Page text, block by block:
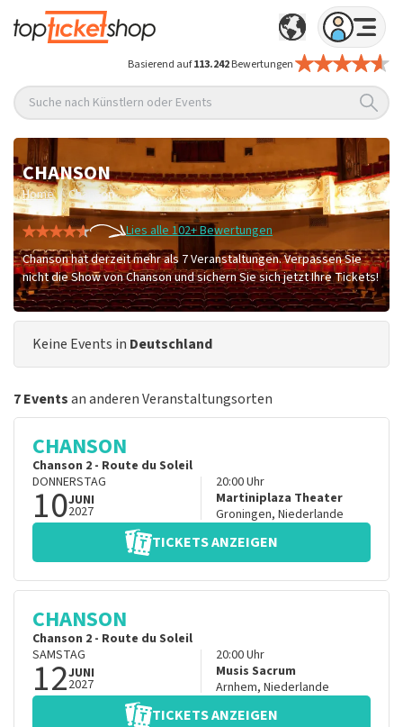
Basierend auf113.242Bewertungen
Suche nach Künstlern oder Events
CHANSON
Home / Chanson
Lies alle 102+ Bewertungen
Chanson hat derzeit mehr als 7 Veranstaltungen. Verpassen Sie
nicht die Show von Chanson und sichern Sie sich jetzt Ihre Tickets!
Keine Events in Deutschland
7 Eventsan anderen Veranstaltungsorten
CHANSON
Chanson 2 - Route du Soleil
DONNERSTAG
10JUNI
2027
20:00Uhr
Martiniplaza Theater
Groningen, Niederlande
TICKETS ANZEIGEN
CHANSON
Chanson 2 - Route du Soleil
SAMSTAG
12JUNI
2027
20:00Uhr
Musis Sacrum
Arnhem, Niederlande
TICKETS ANZEIGEN